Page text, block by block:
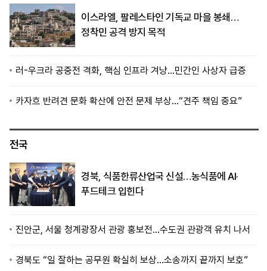
이스라엘, 팔레스타인 기독교 마을 봉쇄…
정착민 공격 방지 목적
러-우크라 공중전 격화, 핵심 인프라 겨냥…민간인 사상자 급증
카자흐 반려견 문화 확산에 안전 문제 부상…“견주 책임 중요”
전국
경북, 식품한류산업국 신설…농식품에 AI·
푸드테크 입힌다
진안군, 서울 청계광장서 관광 홍보전…수도권 관광객 유치 나서
경북도 “일 잘하는 공무원 확실히 보상…소송까지 끝까지 보호”